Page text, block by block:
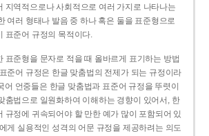
지역적으로나 사회적으로 여러 가지로 나타나는
여러 형태나 발음 중 하나 혹은 둘을 표준형으로
표준어 규정의 목적이다.
표준형을 문자로 적을 때 올바르게 표기하는 방법
준어 규정은 한글 맞춤법의 전제가 되는 규정이라
어 언중들은 한글 맞춤법과 표준어 규정을 뚜렷이
춤법으로 일원화하여 이해하는 경향이 있어서, 한
규정에 귀속되어야 할 만한 예가 많이 포함되어 있
게 실용적인 성격의 어문 규정을 제공하려는 의도